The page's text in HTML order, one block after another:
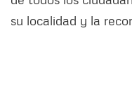
su localidad y la